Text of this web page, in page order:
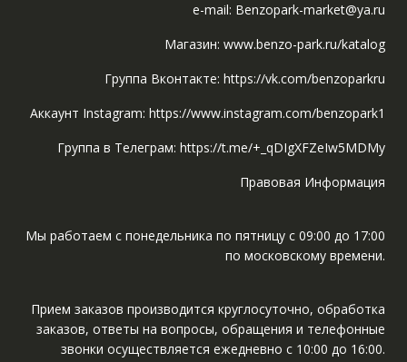
e-mail: Benzopark-market@ya.ru
Магазин: www.benzo-park.ru/katalog
Группа Вконтакте: https://vk.com/benzoparkru
Аккаунт Instagram: https://www.instagram.com/benzopark1
Группа в Телеграм: https://t.me/+_qDIgXFZeIw5MDMy
Правовая Информация
Мы работаем с понедельника по пятницу с 09:00 до 17:00
по московскому времени.
Прием заказов производится круглосуточно, обработка
заказов, ответы на вопросы, обращения и телефонные
звонки осуществляется ежедневно с 10:00 до 16:00.